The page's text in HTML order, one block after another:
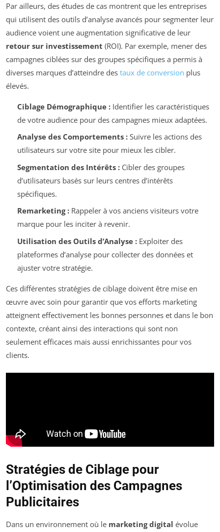
Par ailleurs, des études de cas montrent que les entreprises
qui utilisent des outils d’analyse avancés pour segmenter leur
audience voient une augmentation significative de leur
retour sur investissement (ROI). Par exemple, mener des
campagnes ciblées sur des groupes spécifiques a permis à
diverses marques d’atteindre des taux de conversion plus
élevés.
Ciblage Démographique :Identifier les caractéristiques
de votre audience pour des campagnes mieux adaptées.
Analyse des Comportements :Suivre les actions des
utilisateurs sur votre site pour mieux les cibler.
Segmentation des Intérêts :Cibler des groupes
d’utilisateurs basés sur leurs centres d’intérêts
spécifiques.
Remarketing :Rappeler à vos anciens visiteurs votre
marque pour les inciter à revenir.
Utilisation des Outils d’Analyse :Exploiter des
plateformes d’analyse pour collecter des données et
ajuster votre stratégie.
Ces différentes stratégies de ciblage doivent être mise en
œuvre avec soin pour garantir que vos efforts marketing
atteignent effectivement les bonnes personnes et dans le bon
contexte, créant ainsi des interactions qui sont non
seulement efficaces mais aussi enrichissantes pour vos
clients.
Stratégies de Ciblage pour
l’Optimisation des Campagnes
Publicitaires
Dans un environnement où le marketing digital évolue